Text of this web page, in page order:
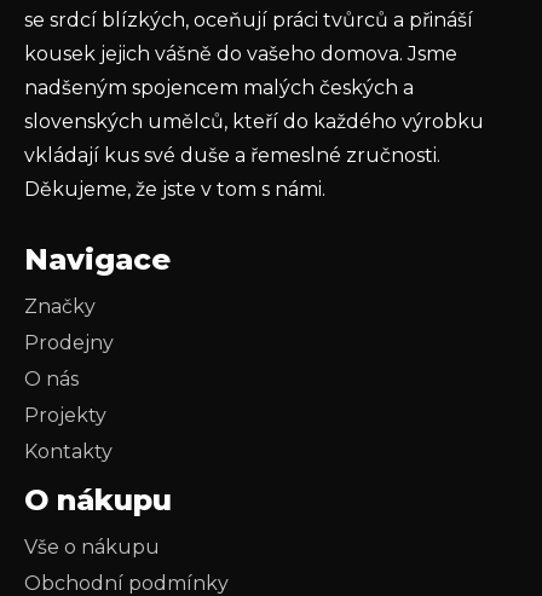
PŘIHLÁSIT SE
se srdcí blízkých, oceňují práci tvůrců a přináší
kousek jejich vášně do vašeho domova. Jsme
nadšeným spojencem malých českých a
slovenských umělců, kteří do každého výrobku
vkládají kus své duše a řemeslné zručnosti.
Děkujeme, že jste v tom s námi.
Navigace
Značky
Prodejny
O nás
Projekty
Kontakty
O nákupu
Vše o nákupu
Obchodní podmínky